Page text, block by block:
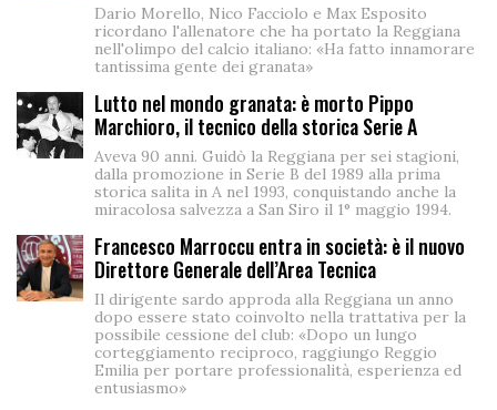
Dario Morello, Nico Facciolo e Max Esposito
ricordano l'allenatore che ha portato la Reggiana
nell'olimpo del calcio italiano: «Ha fatto innamorare
tantissima gente dei granata»
Lutto nel mondo granata: è morto Pippo
Marchioro, il tecnico della storica Serie A
Aveva 90 anni. Guidò la Reggiana per sei stagioni,
dalla promozione in Serie B del 1989 alla prima
storica salita in A nel 1993, conquistando anche la
miracolosa salvezza a San Siro il 1° maggio 1994.
Francesco Marroccu entra in società: è il nuovo
Direttore Generale dell’Area Tecnica
Il dirigente sardo approda alla Reggiana un anno
dopo essere stato coinvolto nella trattativa per la
possibile cessione del club: «Dopo un lungo
corteggiamento reciproco, raggiungo Reggio
Emilia per portare professionalità, esperienza ed
entusiasmo»